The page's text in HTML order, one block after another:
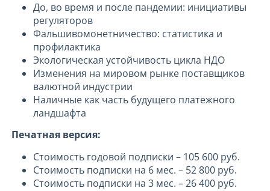
До, во время и после пандемии: инициативы
регуляторов
Фальшивомонетничество: статистика и
профилактика
Экологическая устойчивость цикла НДО
Изменения на мировом рынке поставщиков
валютной индустрии
Наличные как часть будущего платежного
ландшафта
Печатная версия:
Стоимость годовой подписки – 105 600 руб.
Стоимость подписки на 6 мес. – 52 800 руб.
Стоимость подписки на 3 мес. – 26 400 руб.